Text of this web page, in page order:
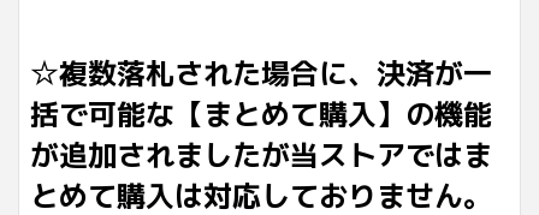
☆複数落札された場合に、決済が一
括で可能な【まとめて購入】の機能
が追加されましたが当ストアではま
とめて購入は対応しておりません。